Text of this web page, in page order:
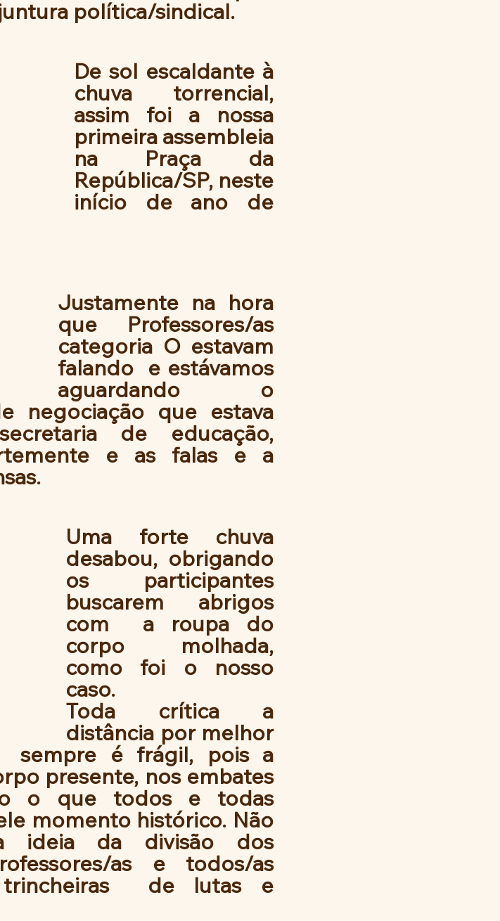
política/sindical.
De sol escaldante à
chuva torrencial,
assim foi a nossa
primeira assembleia
na Praça da
República/SP, neste
início de ano de
Justamente na hora
que  Professores/as
categoria O estavam
falando  e estávamos
aguardando o
negociação que estava
de educação,
e as falas e a
Uma forte chuva
desabou, obrigando
os participantes
buscarem abrigos
com  a roupa do
corpo molhada,
como foi o nosso
caso.
Toda crítica a
distância por melhor
sempre é frágil, pois a
presente, nos embates
o que todos e todas
momento histórico. Não
ideia da divisão dos
as e todos/as
trincheiras  de lutas e